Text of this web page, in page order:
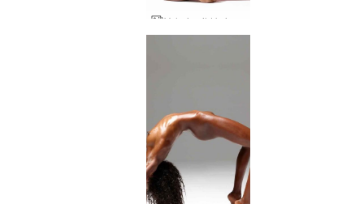
Valerie vild kvinna